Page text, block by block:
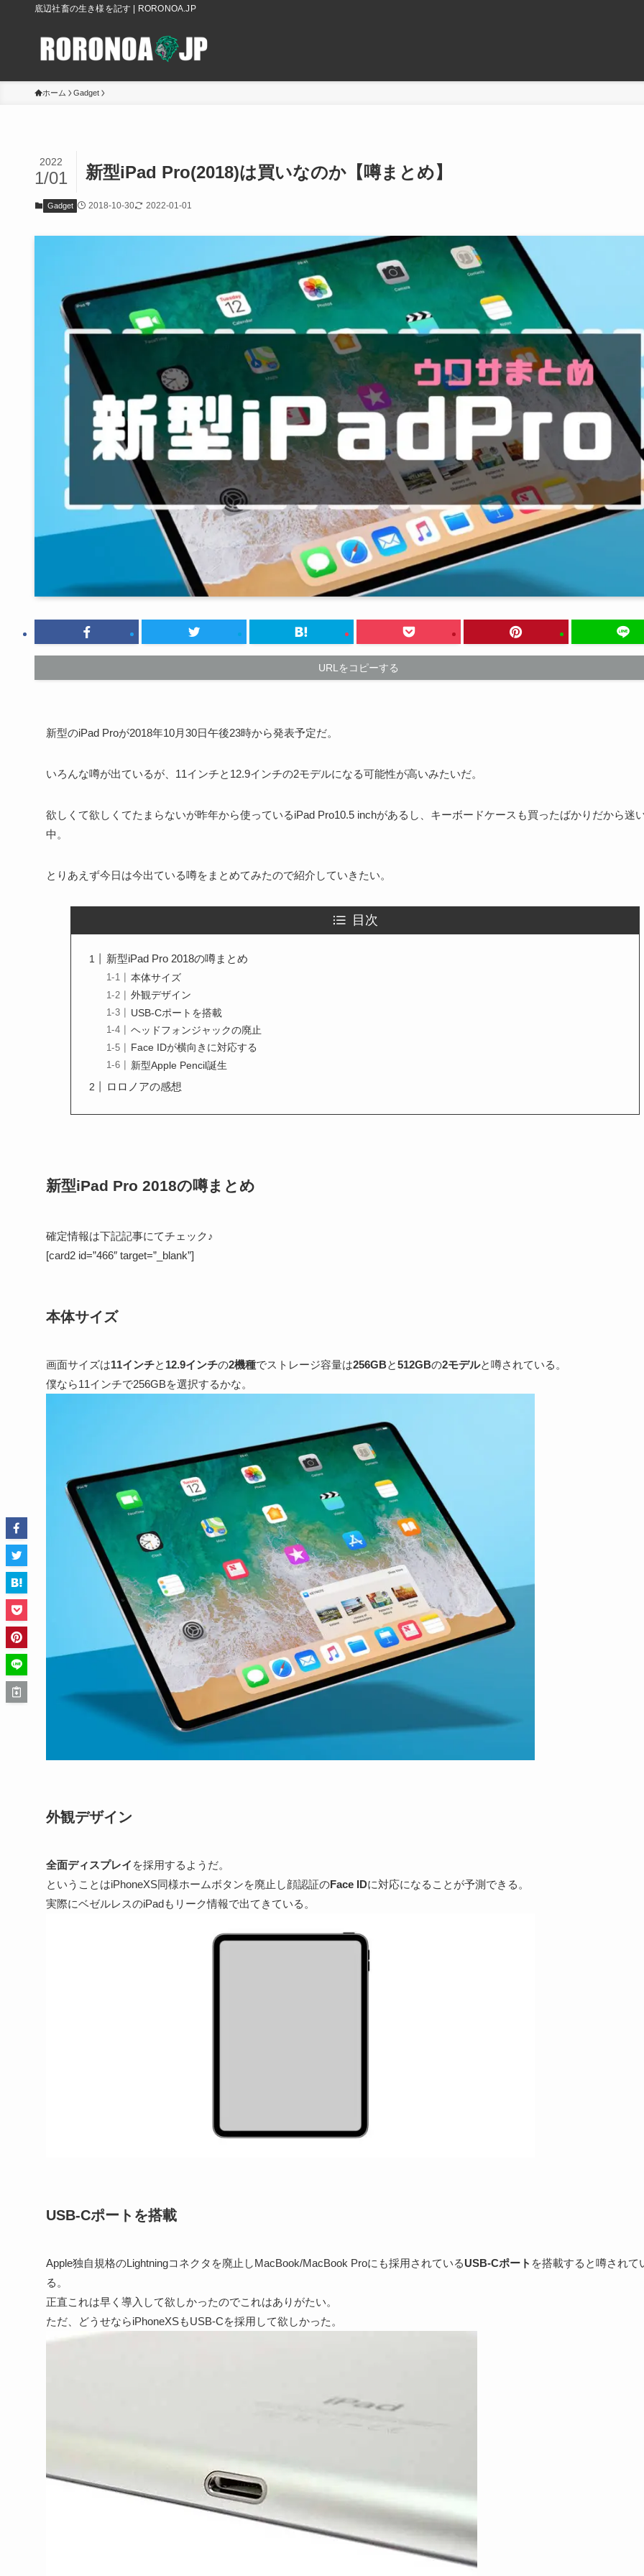
底辺社畜の生き様を記す | RORONOA.JP
ホーム Gadget
新型iPad Pro(2018)は買いなのか【噂まとめ】
2022
1/01
Gadget 2018-10-30 2022-01-01
URLをコピーする
新型のiPad Proが2018年10月30日午後23時から発表予定だ。
いろんな噂が出ているが、 11インチと12.9インチの2モデルになる可能性が高いみたいだ。
欲しくて欲しくてたまらないが昨年から使っているiPad Pro10.5 inchがあるし、キーボードケースも買ったばかりだから迷
中。
とりあえず今日は今出ている噂をまとめてみたので紹介していきたい。
目次
新型iPad Pro 2018の噂まとめ
本体サイズ
外観デザイン
USB-Cポートを搭載
ヘッドフォンジャックの廃止
Face IDが横向きに対応する
新型Apple Pencil誕生
ロロノアの感想
新型iPad Pro 2018の噂まとめ
確定情報は下記記事にてチェック♪
[card2 id=”466″ target=”_blank”]
本体サイズ
画面サイズは11インチと 12.9インチの2機種でストレージ容量は256GBと512GBの2モデルと噂されている。
僕なら11インチで256GBを選択するかな。
外観デザイン
全面ディスプレイ を採用するようだ。
ということはiPhoneXS同様ホームボタンを廃止し顔認証のFace IDに対応になることが予測できる。
実際にベゼルレスのiPadもリーク情報で出てきている。
USB-Cポートを搭載
Apple独自規格のLightningコネクタを廃止しMacBook/MacBook Proにも採用されているUSB-Cポート を搭載すると噂されて
る。
正直これは早く導入して欲しかったのでこれはありがたい。
ただ、どうせならiPhoneXSもUSB-Cを採用して欲しかった。